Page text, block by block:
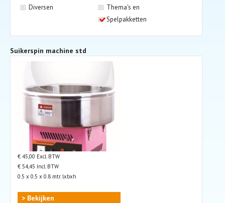
Diversen
Thema's en
Spelpakketten
Suikerspin machine std
€ 45,00 Excl. BTW
€ 54,45 Incl. BTW
0.5 x 0.5 x 0.8 mtr. lxbxh
> Bekijken